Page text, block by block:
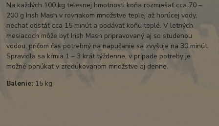
Na každých 100 kg telesnej hmotnosti koňa rozmiešať cca 70 –
200 g Irish Mash v rovnakom množstve teplej až horúcej vody,
nechať odstáť cca 15 minút a podávať koňu teplé. V letných
mesiacoch môže byť Irish Mash pripravovaný aj so studenou
vodou, pričom čas potrebný na napučanie sa zvyšuje na 30 minút.
Spravidla sa kŕmia 1 – 3 krát týždenne, v prípade potreby je
možné ponúkať v zredukovanom množstve aj denne.
Balenie: 15 kg